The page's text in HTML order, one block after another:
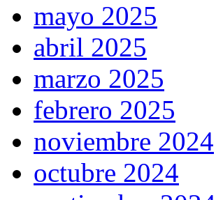
mayo 2025
abril 2025
marzo 2025
febrero 2025
noviembre 2024
octubre 2024